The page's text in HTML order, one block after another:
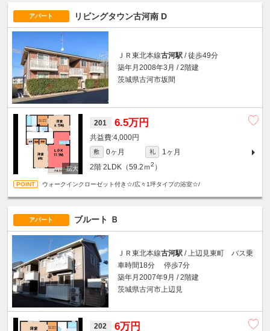
アパート リビングタウン古河南 D
ＪＲ東北本線古河駅 / 徒歩49分
築年月2008年3月 / 2階建
茨城県古河市坂間
201 6.5万円
4,000円
敷 0ヶ月 礼
1ヶ月
2階 2LDK（59.2ｍ2 ）
ウォークインクローゼット付き☆/広々1坪タイプの浴室☆/
アパート ブルート Ｂ
ＪＲ東北本線古河駅 / 上辺見東町 バス乗
車時間18分 停歩7分
築年月2007年9月 / 2階建
茨城県古河市上辺見
202 6万円